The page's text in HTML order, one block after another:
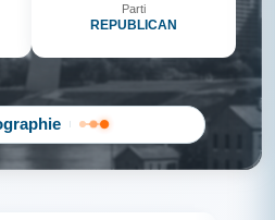
Parti
REPUBLICAN